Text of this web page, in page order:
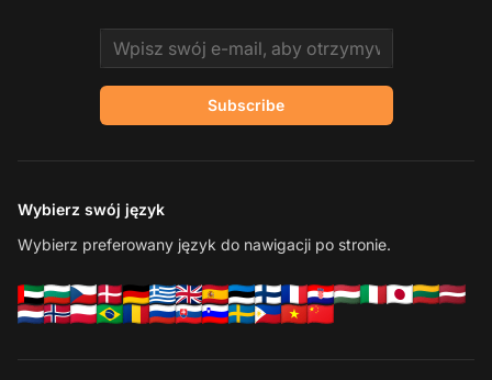
Email address
Subscribe
Wybierz swój język
Wybierz preferowany język do nawigacji po stronie.